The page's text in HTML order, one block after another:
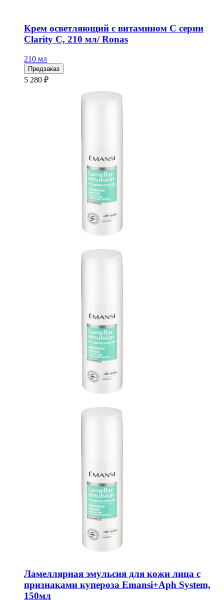
Крем осветляющий с витамином С серии
Clarity C, 210 мл/ Ronas
210 мл
Предзаказ
5 280 ₽
Ламеллярная эмульсия для кожи лица с
признаками купероза Emansi+Aph System,
150мл